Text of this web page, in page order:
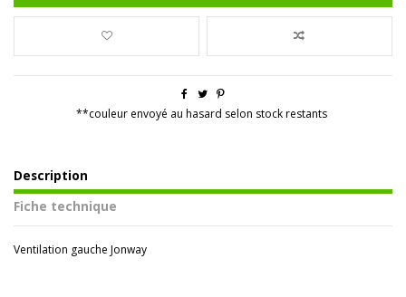
**couleur envoyé au hasard selon stock restants
Description
Fiche technique
Ventilation gauche Jonway